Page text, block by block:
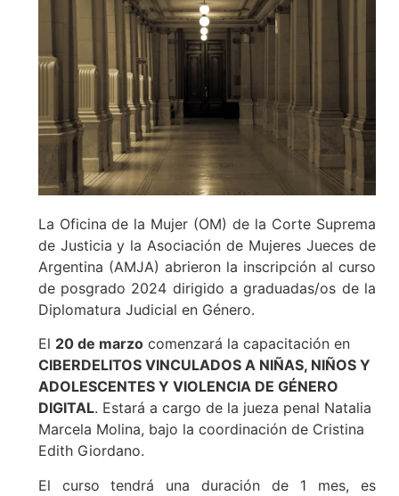
La Oficina de la Mujer (OM) de la Corte Suprema
de Justicia y la Asociación de Mujeres Jueces de
Argentina (AMJA) abrieron la inscripción al curso
de posgrado 2024 dirigido a graduadas/os de la
Diplomatura Judicial en Género.
El 20 de marzocomenzará la capacitación en
CIBERDELITOS VINCULADOS A NIÑAS, NIÑOS Y
ADOLESCENTES Y VIOLENCIA DE GÉNERO
DIGITAL. Estará a cargo de la jueza penal Natalia
Marcela Molina, bajo la coordinación de Cristina
Edith Giordano.
El curso tendrá una duración de 1 mes, es